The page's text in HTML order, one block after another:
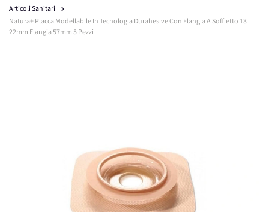
Articoli Sanitari
Natura+ Placca Modellabile In Tecnologia Durahesive Con Flangia A Soffietto 13
22mm Flangia 57mm 5 Pezzi